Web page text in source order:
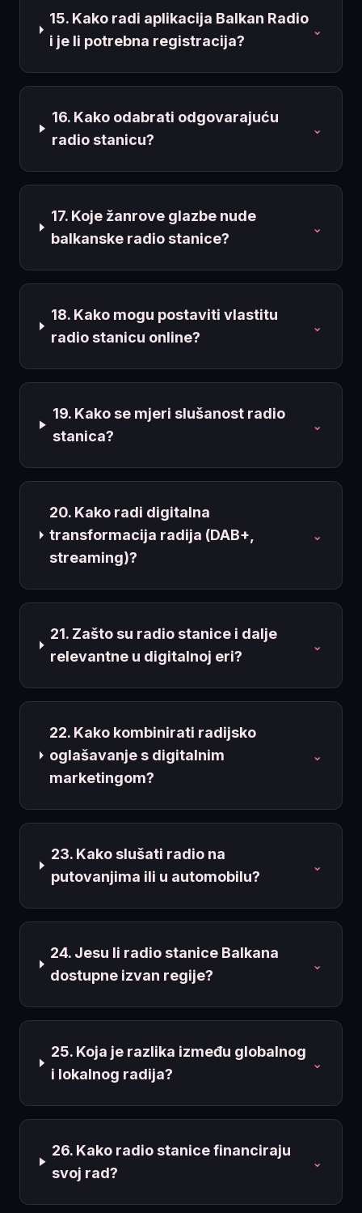
15. Kako radi aplikacija Balkan Radio
i je li potrebna registracija?
⌄
16. Kako odabrati odgovarajuću
radio stanicu?
⌄
17. Koje žanrove glazbe nude
balkanske radio stanice?
⌄
18. Kako mogu postaviti vlastitu
radio stanicu online?
⌄
19. Kako se mjeri slušanost radio
stanica?
⌄
20. Kako radi digitalna
transformacija radija (DAB+,
streaming)?
⌄
21. Zašto su radio stanice i dalje
relevantne u digitalnoj eri?
⌄
22. Kako kombinirati radijsko
oglašavanje s digitalnim
marketingom?
⌄
23. Kako slušati radio na
putovanjima ili u automobilu?
⌄
24. Jesu li radio stanice Balkana
dostupne izvan regije?
⌄
25. Koja je razlika između globalnog
i lokalnog radija?
⌄
26. Kako radio stanice financiraju
svoj rad?
⌄